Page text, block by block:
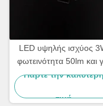
LED υψηλής ισχύος
φωτεινότητα 50lm και
θέασης 120 μοιρών
Πάρτε την
τιμή